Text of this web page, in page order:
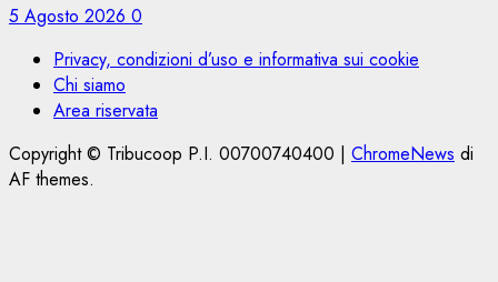
5 Agosto 2026 0
Privacy, condizioni d’uso e informativa sui cookie
Chi siamo
Area riservata
Copyright © Tribucoop P.I. 00700740400 | ChromeNews di
AF themes.